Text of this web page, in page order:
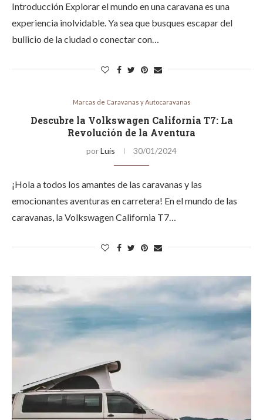
Introducción Explorar el mundo en una caravana es una
experiencia inolvidable. Ya sea que busques escapar del
bullicio de la ciudad o conectar con…
Marcas de Caravanas y Autocaravanas
Descubre la Volkswagen California T7: La
Revolución de la Aventura
porLuis 30/01/2024
¡Hola a todos los amantes de las caravanas y las
emocionantes aventuras en carretera! En el mundo de las
caravanas, la Volkswagen California T7…